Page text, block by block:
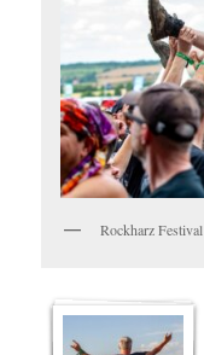
Rockharz Festival